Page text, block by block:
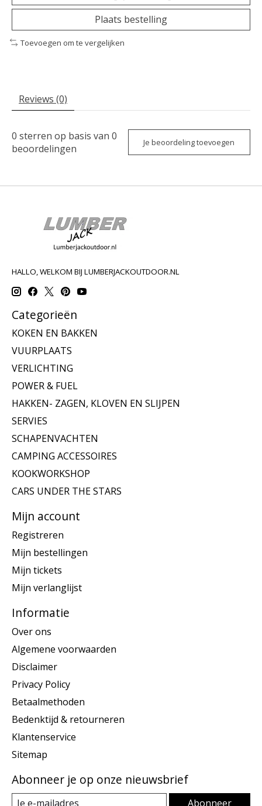
Plaats bestelling
Toevoegen om te vergelijken
Reviews (0)
0 sterren op basis van 0
beoordelingen
Je beoordeling toevoegen
HALLO, WELKOM BIJ LUMBERJACKOUTDOOR.NL
Categorieën
KOKEN EN BAKKEN
VUURPLAATS
VERLICHTING
POWER & FUEL
HAKKEN- ZAGEN, KLOVEN EN SLIJPEN
SERVIES
SCHAPENVACHTEN
CAMPING ACCESSOIRES
KOOKWORKSHOP
CARS UNDER THE STARS
Mijn account
Registreren
Mijn bestellingen
Mijn tickets
Mijn verlanglijst
Informatie
Over ons
Algemene voorwaarden
Disclaimer
Privacy Policy
Betaalmethoden
Bedenktijd & retourneren
Klantenservice
Sitemap
Abonneer je op onze nieuwsbrief
Abonneer